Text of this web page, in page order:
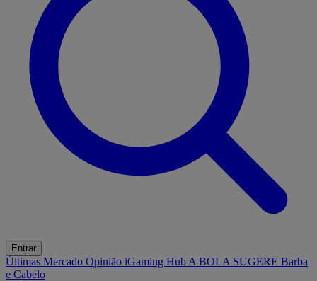
Entrar
Últimas Mercado Opinião iGaming Hub A BOLA SUGERE Barba
e Cabelo